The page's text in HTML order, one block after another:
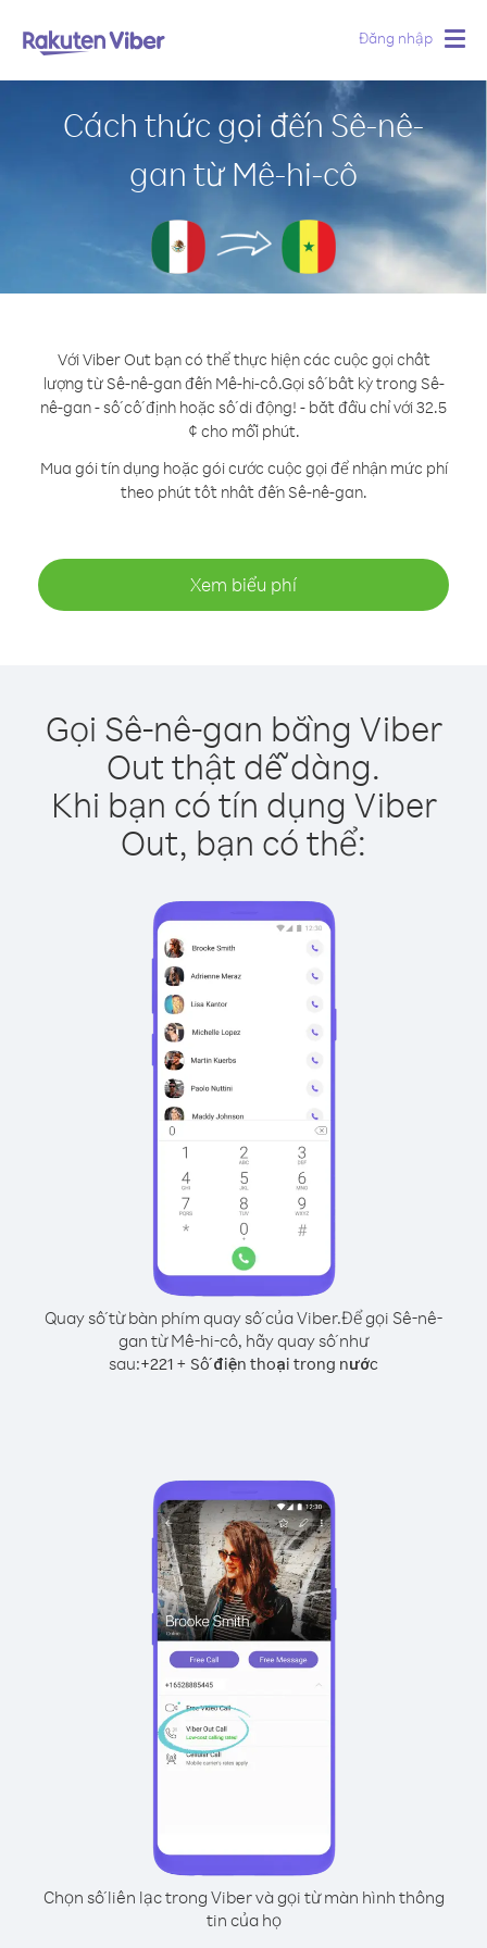
Đăng nhập
Cách thức gọi đến Sê-nê-
gan từ Mê-hi-cô
Với Viber Out bạn có thể thực hiện các cuộc gọi chất
lượng từ Sê-nê-gan đến Mê-hi-cô.Gọi số bất kỳ trong Sê-
nê-gan - số cố định hoặc số di động! - bắt đầu chỉ với 32.5
¢ cho mỗi phút.
Mua gói tín dụng hoặc gói cước cuộc gọi để nhận mức phí
theo phút tốt nhất đến Sê-nê-gan.
Xem biểu phí
Gọi Sê-nê-gan bằng Viber
Out thật dễ dàng.
Khi bạn có tín dụng Viber
Out, bạn có thể:
Quay số từ bàn phím quay số của Viber.Để gọi Sê-nê-
gan từ Mê-hi-cô, hãy quay số như
sau:+221 + Số điện thoại trong nước
Chọn số liên lạc trong Viber và gọi từ màn hình thông
tin của họ